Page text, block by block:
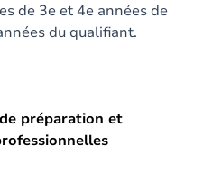
de 3e et 4e années de
du qualifiant.
préparation et